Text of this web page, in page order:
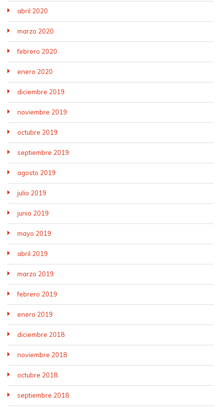
abril 2020
marzo 2020
febrero 2020
enero 2020
diciembre 2019
noviembre 2019
octubre 2019
septiembre 2019
agosto 2019
julio 2019
junio 2019
mayo 2019
abril 2019
marzo 2019
febrero 2019
enero 2019
diciembre 2018
noviembre 2018
octubre 2018
septiembre 2018